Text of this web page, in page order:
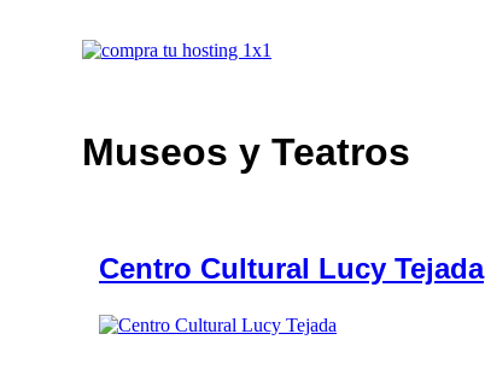
Museos y Teatros
Centro Cultural Lucy Tejada